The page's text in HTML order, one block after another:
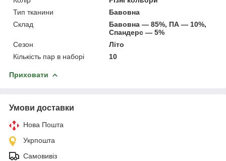
Тип тканини
Бавовна
Склад
Бавовна — 85%, ПА — 10%,
Спандерс — 5%
Сезон
Літо
Кількість пар в наборі
10
Приховати
Умови доставки
Нова Пошта
Укрпошта
Самовивіз